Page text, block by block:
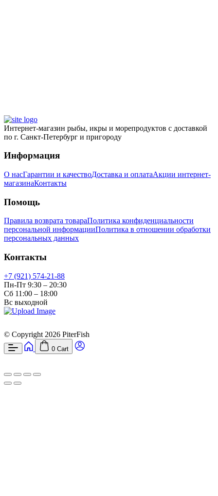
Интернет-магазин рыбы, икры и морепродуктов с доставкой
по г. Санкт-Петербург и пригороду
Информация
О насГарантии и качествоДоставка и оплатаАкции интернет-
магазинаКонтакты
Помощь
Правила возврата товараПолитика конфиденциальности
персональной информацииПолитика в отношении обработки
персональных данных
Контакты
+7 (921) 574-21-88
Пн-Пт 9:30 – 20:30
Сб 11:00 – 18:00
Вс выходной
© Copyright 2026 PiterFish
0 Cart